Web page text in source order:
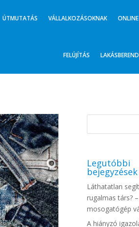
ÚTMUTATÁS VÁLLALKOZÁSOKNAK
FELÚJÍTÁS
Legutóbbi
bejegyzések
Láthatatlan
rugalmas társ?
mosogatógép
A hiányzó